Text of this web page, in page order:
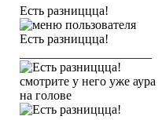
Есть разниццца!